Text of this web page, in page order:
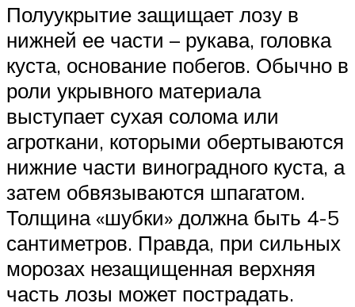
Полуукрытие защищает лозу в
нижней ее части – рукава, головка
куста, основание побегов. Обычно в
роли укрывного материала
выступает сухая солома или
агроткани, которыми обертываются
нижние части виноградного куста, а
затем обвязываются шпагатом.
Толщина «шубки» должна быть 4-5
сантиметров. Правда, при сильных
морозах незащищенная верхняя
часть лозы может пострадать.